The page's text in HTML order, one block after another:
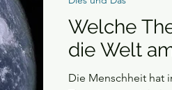
Welche
die Welt
Die Menschheit hat